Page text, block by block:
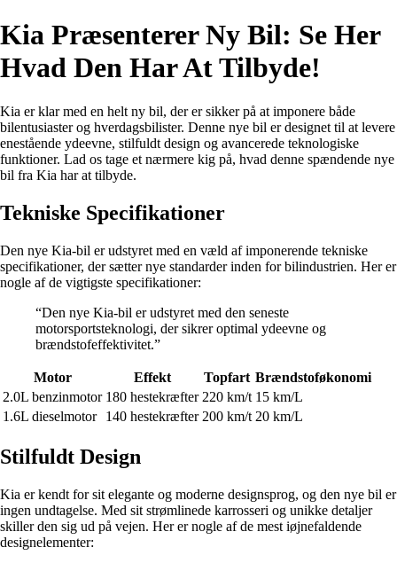
Kia Præsenterer Ny Bil: Se Her
Hvad Den Har At Tilbyde!
Kia er klar med en helt ny bil, der er sikker på at imponere både
bilentusiaster og hverdagsbilister. Denne nye bil er designet til at levere
enestående ydeevne, stilfuldt design og avancerede teknologiske
funktioner. Lad os tage et nærmere kig på, hvad denne spændende nye
bil fra Kia har at tilbyde.
Tekniske Specifikationer
Den nye Kia-bil er udstyret med en væld af imponerende tekniske
specifikationer, der sætter nye standarder inden for bilindustrien. Her er
nogle af de vigtigste specifikationer:
“Den nye Kia-bil er udstyret med den seneste
motorsportsteknologi, der sikrer optimal ydeevne og
brændstofeffektivitet.”
Motor Effekt Topfart Brændstoføkonomi
2.0L benzinmotor 180 hestekræfter 220 km/t 15 km/L
1.6L dieselmotor
140 hestekræfter 200 km/t 20 km/L
Stilfuldt Design
Kia er kendt for sit elegante og moderne designsprog, og den nye bil er
ingen undtagelse. Med sit strømlinede karrosseri og unikke detaljer
skiller den sig ud på vejen. Her er nogle af ​​de mest iøjnefaldende
designelementer: